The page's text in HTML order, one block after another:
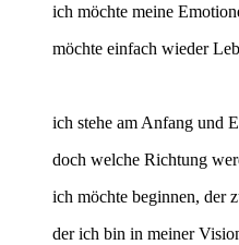
ich möchte meine
möchte einfach wieder
ich stehe am Anfang und
doch welche Richtung
ich möchte beginnen, der
der ich bin in meiner